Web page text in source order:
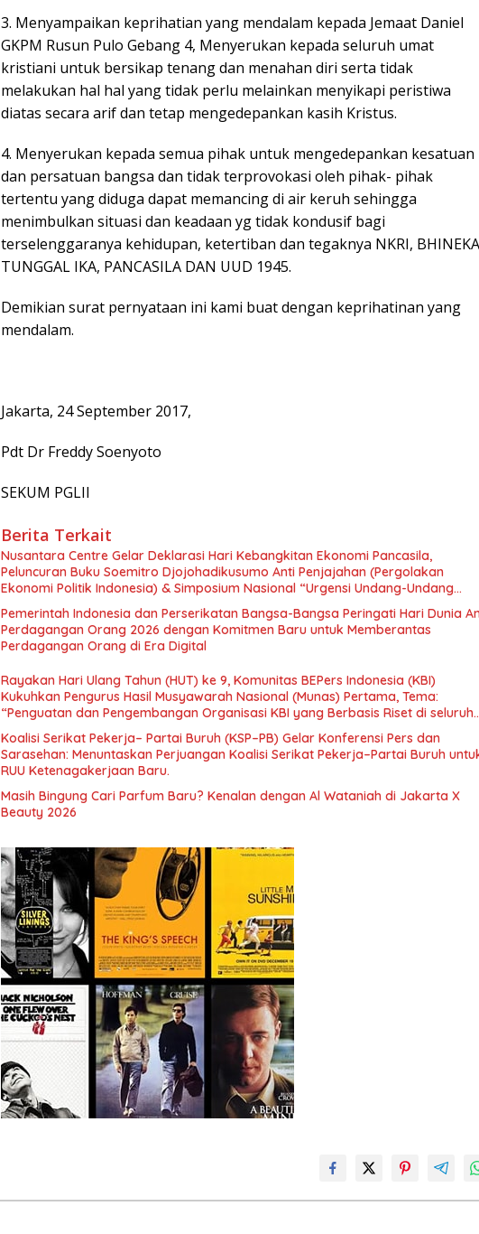
3. Menyampaikan keprihatian yang mendalam kepada Jemaat Daniel
GKPM Rusun Pulo Gebang 4, Menyerukan kepada seluruh umat
kristiani untuk bersikap tenang dan menahan diri serta tidak
melakukan hal hal yang tidak perlu melainkan menyikapi peristiwa
diatas secara arif dan tetap mengedepankan kasih Kristus.
4. Menyerukan kepada semua pihak untuk mengedepankan kesatuan
dan persatuan bangsa dan tidak terprovokasi oleh pihak- pihak
tertentu yang diduga dapat memancing di air keruh sehingga
menimbulkan situasi dan keadaan yg tidak kondusif bagi
terselenggaranya kehidupan, ketertiban dan tegaknya NKRI, BHINEKA
TUNGGAL IKA, PANCASILA DAN UUD 1945.
Demikian surat pernyataan ini kami buat dengan keprihatinan yang
mendalam.
Jakarta, 24 September 2017,
Pdt Dr Freddy Soenyoto
SEKUM PGLII
Berita Terkait
Nusantara Centre Gelar Deklarasi Hari Kebangkitan Ekonomi Pancasila,
Peluncuran Buku Soemitro Djojohadikusumo Anti Penjajahan (Pergolakan
Ekonomi Politik Indonesia) & Simposium Nasional “Urgensi Undang-Undang
Perekonomian Nasional dan Kesejahteraan Sosial dalam Menata Bangsa
Indonesia Emas 2045”,
Pemerintah Indonesia dan Perserikatan Bangsa-Bangsa Peringati Hari Dunia
Perdagangan Orang 2026 dengan Komitmen Baru untuk Memberantas
Perdagangan Orang di Era Digital
Rayakan Hari Ulang Tahun (HUT) ke 9, Komunitas BEPers Indonesia (KBI)
Kukuhkan Pengurus Hasil Musyawarah Nasional (Munas) Pertama, Tema:
“Penguatan dan Pengembangan Organisasi KBI yang Berbasis Riset di seluruh
Indonesia dan Mancanegara”.
Koalisi Serikat Pekerja– Partai Buruh (KSP–PB) Gelar Konferensi Pers dan
Sarasehan: Menuntaskan Perjuangan Koalisi Serikat Pekerja–Partai Buruh
RUU Ketenagakerjaan Baru.
Masih Bingung Cari Parfum Baru? Kenalan dengan Al Wataniah di Jakarta X
Beauty 2026